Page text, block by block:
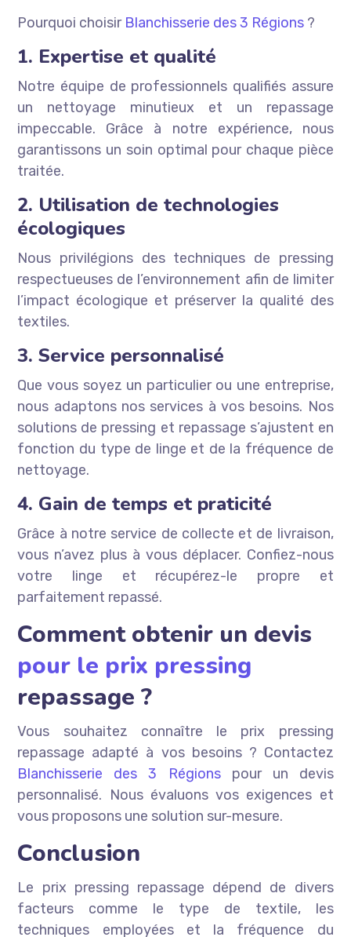
Pourquoi choisir Blanchisserie des 3 Régions ?
1. Expertise et qualité
Notre équipe de professionnels qualifiés assure
un nettoyage minutieux et un repassage
impeccable. Grâce à notre expérience, nous
garantissons un soin optimal pour chaque pièce
traitée.
2. Utilisation de technologies
écologiques
Nous privilégions des techniques de pressing
respectueuses de l’environnement afin de limiter
l’impact écologique et préserver la qualité des
textiles.
3. Service personnalisé
Que vous soyez un particulier ou une entreprise,
nous adaptons nos services à vos besoins. Nos
solutions de pressing et repassage s’ajustent en
fonction du type de linge et de la fréquence de
nettoyage.
4. Gain de temps et praticité
Grâce à notre service de collecte et de livraison,
vous n’avez plus à vous déplacer. Confiez-nous
votre linge et récupérez-le propre et
parfaitement repassé.
Comment obtenir un devis
pour le prix pressing
repassage ?
Vous souhaitez connaître le prix pressing
repassage adapté à vos besoins ? Contactez
Blanchisserie des 3 Régionspour un devis
personnalisé. Nous évaluons vos exigences et
vous proposons une solution sur-mesure.
Conclusion
Le prix pressing repassage dépend de divers
facteurs comme le type de textile, les
techniques employées et la fréquence du